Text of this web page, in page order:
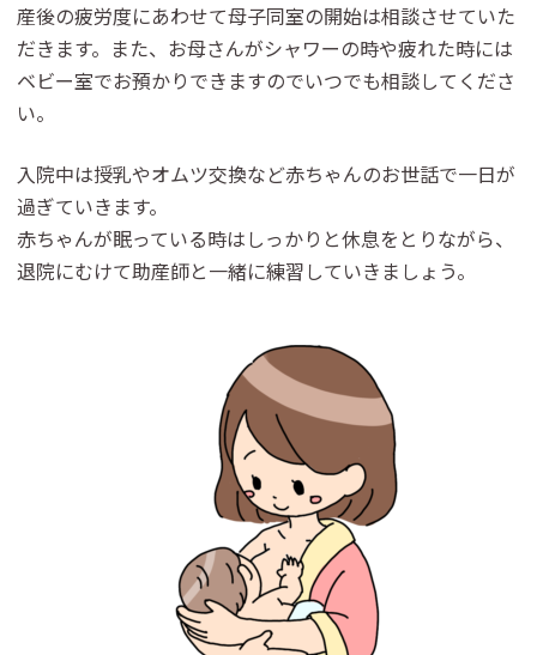
産後の疲労度にあわせて母子同室の開始は相談させていた
だきます。また、お母さんがシャワーの時や疲れた時には
ベビー室でお預かりできますのでいつでも相談してくださ
い。
入院中は授乳やオムツ交換など赤ちゃんのお世話で一日が
過ぎていきます。
赤ちゃんが眠っている時はしっかりと休息をとりながら、
退院にむけて助産師と一緒に練習していきましょう。